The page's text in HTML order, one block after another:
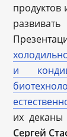
продуктов
и
их деканы
Сергей